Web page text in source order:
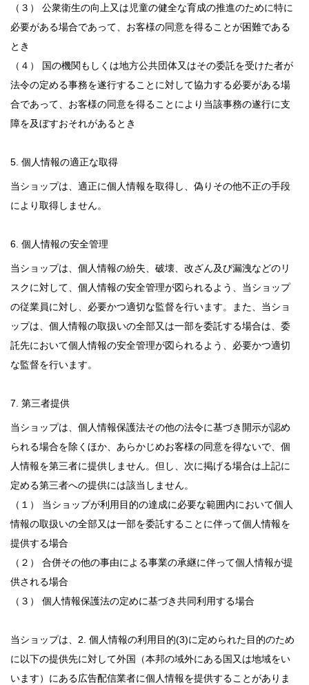
（３） 公衆衛生の向上又は児童の健全な育成の推進のために特に
必要がある場合であって、お客様の同意を得ることが困難である
とき
（４） 国の機関もしくは地方公共団体又はその委託を受けた者が
法令の定める事務を遂行することに対して協力する必要がある場
合であって、お客様の同意を得ることにより当該事務の遂行に支
障を及ぼすおそれがあるとき
5. 個人情報の適正な取得
当ショップは、適正に個人情報を取得し、偽りその他不正の手段
により取得しません。
6. 個人情報の安全管理
当ショップは、個人情報の紛失、破壊、改ざん及び漏洩などのリ
スクに対して、個人情報の安全管理が図られるよう、当ショップ
の従業員に対し、必要かつ適切な監督を行います。また、当ショ
ップは、個人情報の取扱いの全部又は一部を委託する場合は、委
託先において個人情報の安全管理が図られるよう、必要かつ適切
な監督を行います。
7. 第三者提供
当ショップは、個人情報保護法その他の法令に基づき開示が認め
られる場合を除くほか、あらかじめお客様の同意を得ないで、個
人情報を第三者に提供しません。但し、次に掲げる場合は上記に
定める第三者への提供には該当しません。
（１） 当ショップが利用目的の達成に必要な範囲内において個人
情報の取扱いの全部又は一部を委託することに伴って個人情報を
提供する場合
（２） 合併その他の事由による事業の承継に伴って個人情報が提
供される場合
（３） 個人情報保護法の定めに基づき共同利用する場合
当ショップは、2. 個人情報の利用目的(3)に定められた目的のため
に以下の提供先に対して外国（本邦の域外にある国又は地域をい
います）にある広告配信業者に個人情報を提供することがありま